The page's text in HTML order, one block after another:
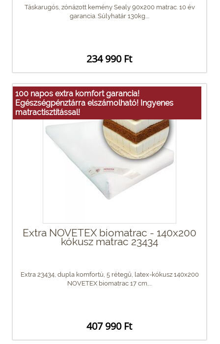
Táskarugós, zónázott kemény Sealy 90x200 matrac. 10 év
garancia. Súlyhatár 130kg....
234 990 Ft
100 napos extra komfort garancia!
Egészségpénztárra elszámolható! Ingyenes
matractisztítással!
Extra NOVETEX biomatrac - 140x200
kókusz matrac 23434
Extra 23434, dupla komfortú, 5 rétegű, latex-kókusz 140x200
NOVETEX biomatrac 17 cm,...
407 990 Ft